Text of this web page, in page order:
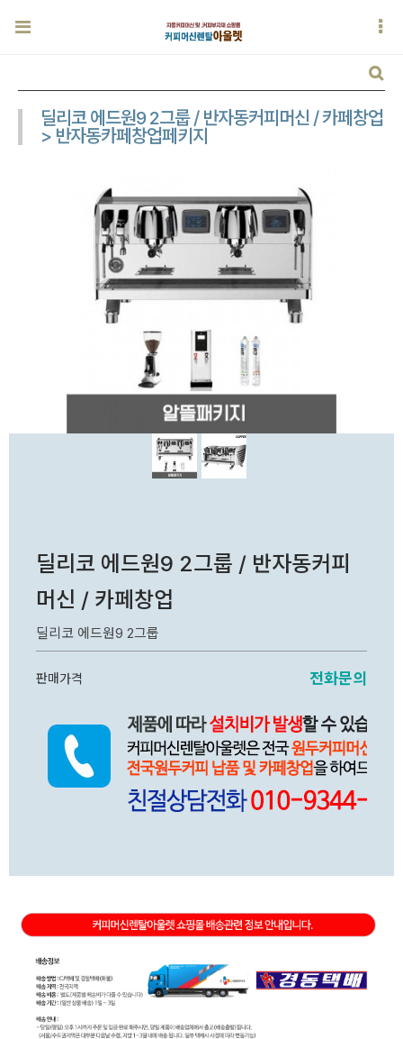
딜리코 에드원9 2그룹 / 반자동커피머신 / 카페창업
> 반자동카페창업페키지
딜리코 에드원9 2그룹 / 반자동커피
머신 / 카페창업
딜리코 에드원9 2그룹
판매가격 전화문의